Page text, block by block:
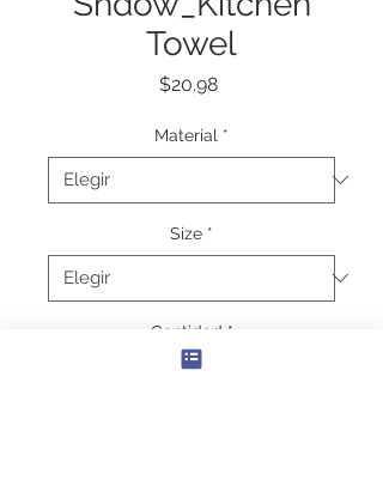
Towel
$20.98Precio
Material *
Size *
Cantidad *